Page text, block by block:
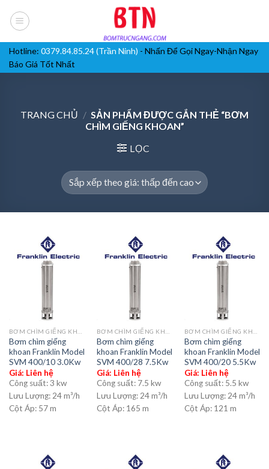
Hotline: 0379.84.85.24 (Trần Ninh) - Nhấn Để Gọi Ngay-Nhận Ngay
Báo Giá Tốt Nhất
TRANG CHỦ / SẢN PHẨM ĐƯỢC GẮN THẺ “BƠM
CHÌM GIẾNG KHOAN”
LỌC
Bơm chìm giếng
khoan Franklin Model
SVM 400/10 3.0Kw
Giá: Liên hệ
Công suất:3 kw
Lưu Lượng: 24 m³/h
Cột Áp: 57 m
Bơm chìm giếng
khoan Franklin Model
SVM 400/28 7.5Kw
Giá: Liên hệ
Công suất: 7.5 kw
Lưu Lượng: 24 m³/h
Cột Áp: 165 m
Bơm chìm giếng
khoan Franklin Model
SVM 400/20 5.5Kw
Giá: Liên hệ
Công suất: 5.5 kw
Lưu Lượng: 24 m³/h
Cột Áp: 121 m